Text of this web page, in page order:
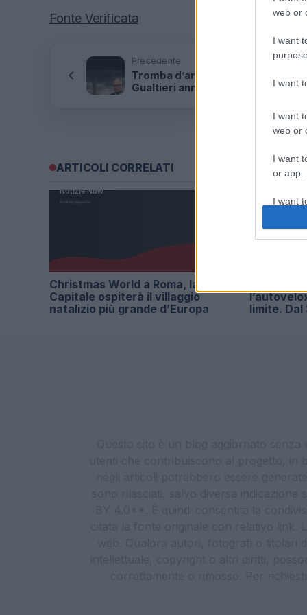
web or
I want
I want
I want
web or
I want
or app.
I want
Fonte Verificata
Precedente
Tromba d’aria a Roma, il sindaco
Gualtieri annuncia richiesta di
ARTICOLI CORRELATI
Christmas World a Roma, la
Capitale ospiterà il villaggio
natalizio più grande d’Europa
limite. Dal